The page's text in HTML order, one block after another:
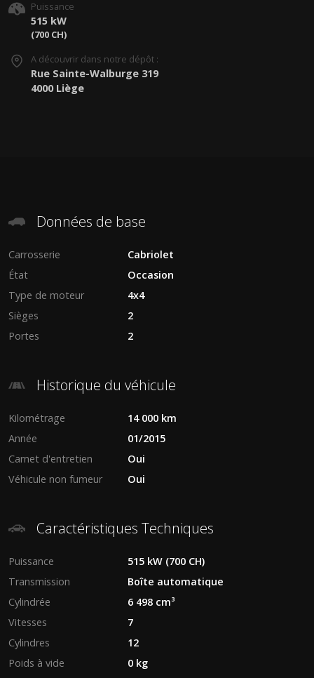
Puissance
515 kW
(700 CH)
A découvrir dans notre dépôt :
Rue Sainte-Walburge 319
4000 Liège
Données de base
Carrosserie
Cabriolet
État
Occasion
Type de moteur
4x4
Sièges
2
Portes
2
Historique du véhicule
Kilométrage
14 000 km
Année
01/2015
Carnet d'entretien
Oui
Véhicule non fumeur
Oui
Caractéristiques Techniques
Puissance
515 kW (700 CH)
Transmission
Boîte automatique
Cylindrée
6 498 cm³
Vitesses
7
Cylindres
12
Poids à vide
0 kg